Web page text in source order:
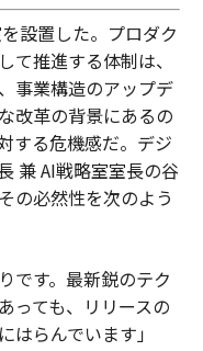
設置した。プロダク
て推進する体制は、
事業構造のアップデ
改革の背景にあるの
する危機感だ。デジ
兼 AI戦略室室長の谷
の必然性を次のよう
です。最新鋭のテク
っても、リリースの
らんでいます」